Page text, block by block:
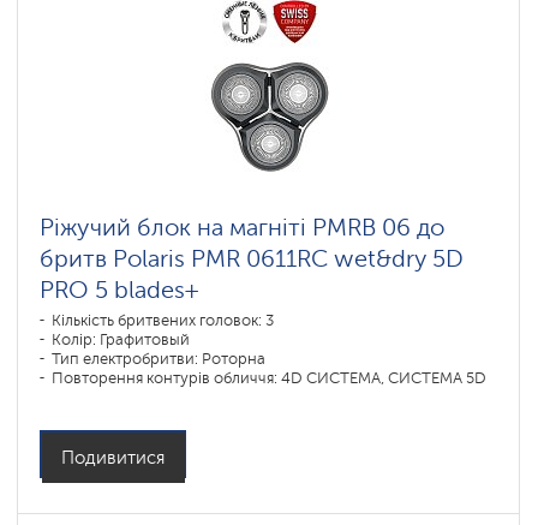
Ріжучий блок на магніті PMRB 06 до
бритв Polaris PMR 0611RC wet&dry 5D
PRO 5 blades+
Кількість бритвених головок: 3
Колір: Графитовый
Тип електробритви: Роторна
Повторення контурів обличчя: 4D СИСТЕМА, СИСТЕМА 5D
Подивитися